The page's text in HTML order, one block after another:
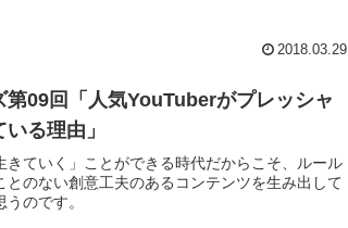
2018.03.29
第09回「人気YouTuberがプレッシャ
る理由」
きていく」ことができる時代だからこそ、ルール
とのない創意工夫のあるコンテンツを生み出して
のです。